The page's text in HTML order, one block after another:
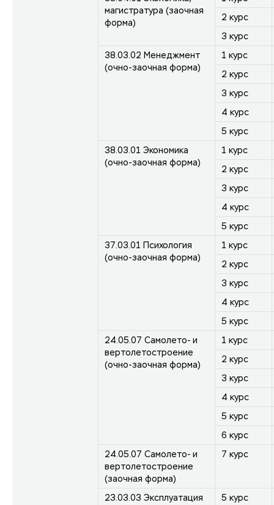
магистратура (заочная
форма)
2 курс
3 курс
38.03.02 Менеджмент
(очно-заочная форма)
1 курс
2 курс
3 курс
4 курс
5 курс
38.03.01 Экономика
(очно-заочная форма)
1 курс
2 курс
3 курс
4 курс
5 курс
37.03.01 Психология
(очно-заочная форма)
1 курс
2 курс
3 курс
4 курс
5 курс
24.05.07 Самолето- и
вертолетостроение
(очно-заочная форма)
1 курс
2 курс
3 курс
4 курс
5 курс
6 курс
24.05.07 Самолето- и
вертолетостроение
(заочная форма)
7 курс
23.03.03 Эксплуатация
5 курс